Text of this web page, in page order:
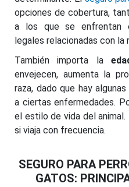
opciones de cobertura,
a los que se enfrentan
legales relacionadas con la
También importa la
envejecen, aumenta la
raza, dado que hay
a ciertas enfermedades.
el estilo de vida del
si viaja con frecuencia.
SEGURO PARA
GATOS: